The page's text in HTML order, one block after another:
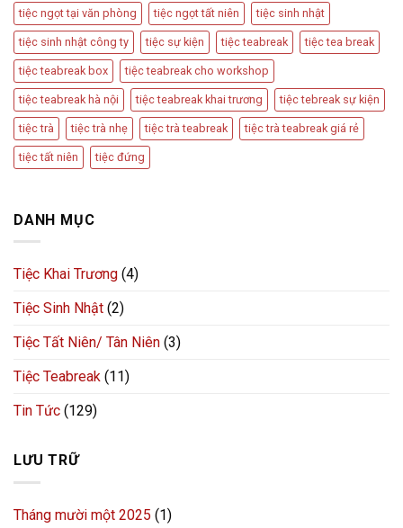
tiệc ngọt tại văn phòng tiệc ngọt tất niên tiệc sinh nhật
tiệc sinh nhật công ty tiệc sự kiện tiệc teabreak tiệc tea break
tiệc teabreak box tiệc teabreak cho workshop
tiệc teabreak hà nội tiệc teabreak khai trương tiệc tebreak sự kiện
tiệc trà tiệc trà nhẹ tiệc trà teabreak tiệc trà teabreak giá rẻ
tiệc tất niên tiệc đứng
DANH MỤC
Tiệc Khai Trương (4)
Tiệc Sinh Nhật (2)
Tiệc Tất Niên/ Tân Niên (3)
Tiệc Teabreak (11)
Tin Tức (129)
LƯU TRỮ
Tháng mười một 2025 (1)